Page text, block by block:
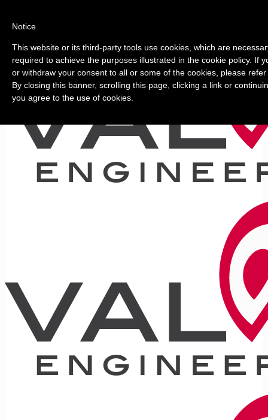
Notice
This website or its third-party tools use cookies, which are
required to achieve the purposes illustrated in the cookie policy. If
or withdraw your consent to all or some of the cookies, please
By closing this banner, scrolling this page, clicking a link or
you agree to the use of cookies.